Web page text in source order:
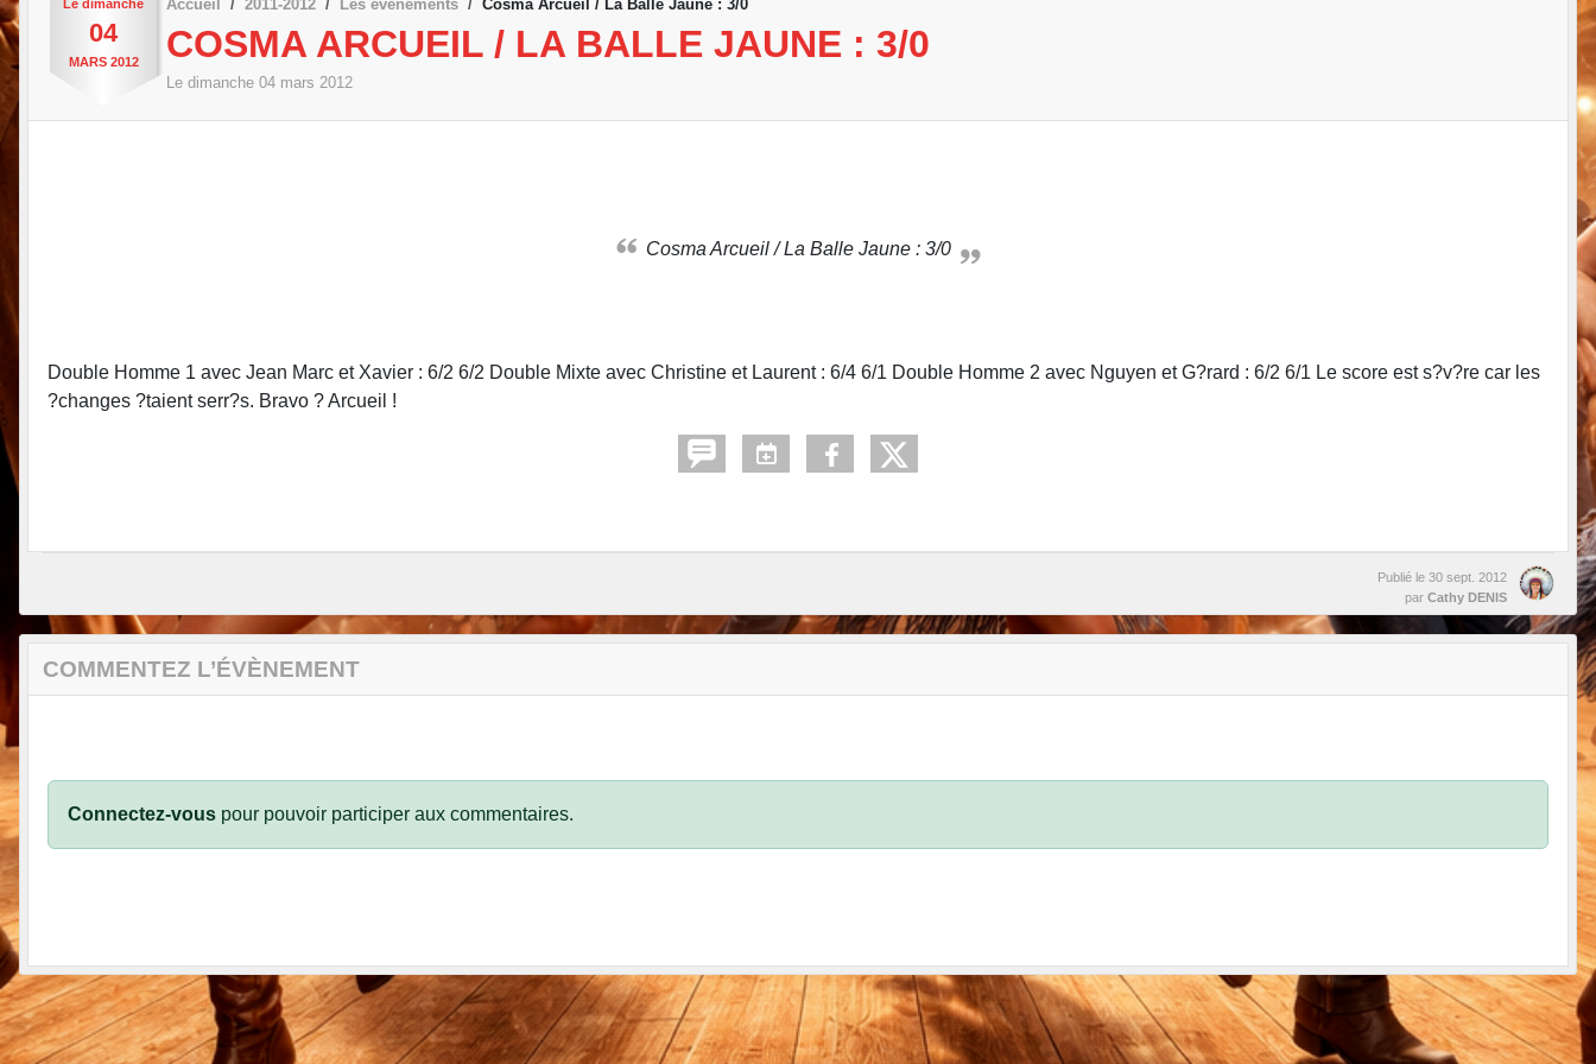
Le dimanche
04
MARS 2012
Accueil 2011-2012 Les évènements Cosma Arcueil / La Balle Jaune : 3/0
COSMA ARCUEIL / LA BALLE JAUNE : 3/0
Le dimanche 04 mars 2012
Cosma Arcueil / La Balle Jaune : 3/0
Double Homme 1 avec Jean Marc et Xavier : 6/2 6/2 Double Mixte avec Christine et Laurent : 6/4 6/1 Double Homme 2 avec Nguyen et G?rard : 6/2 6/1 Le score est s?v?re car les
?changes ?taient serr?s. Bravo ? Arcueil !
Publié le 30 sept. 2012
par Cathy DENIS
COMMENTEZ L’ÉVÈNEMENT
Connectez-vous pour pouvoir participer aux commentaires.